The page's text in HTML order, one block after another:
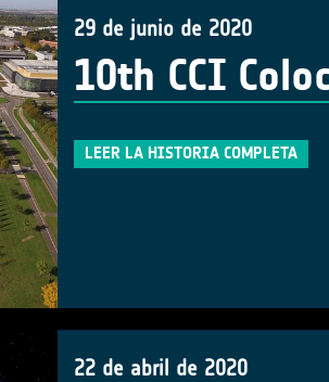
29 de junio de 2020
10th CCI
LEER LA HISTORIA COMPLETA
22 de abril de 2020